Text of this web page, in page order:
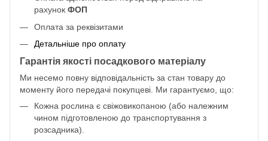
рахунок ФОП
Оплата за реквізитами
Детальніше про оплату
Гарантія якості посадкового матеріалу
Ми несемо повну відповідальність за стан товару до
моменту його передачі покупцеві. Ми гарантуємо, що:
Кожна рослина є свіжовикопаною (або належним
чином підготовленою до транспортування з
розсадника).